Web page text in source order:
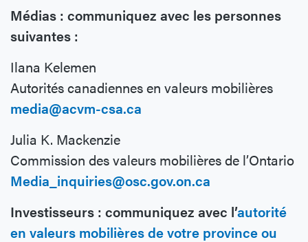
Médias : communiquez avec les personnes
suivantes :
Ilana Kelemen
Autorités canadiennes en valeurs mobilières
media@acvm-csa.ca
Julia K. Mackenzie
Commission des valeurs mobilières de l’Ontario
Media_inquiries@osc.gov.on.ca
Investisseurs : communiquez avec l’autorité
en valeurs mobilières de votre province ou